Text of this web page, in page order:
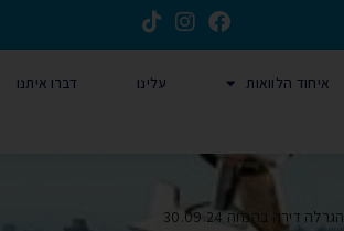
איחוד הלוואות עלינו דברו איתנו
הגרלה דירה בהנחה 30.09.24